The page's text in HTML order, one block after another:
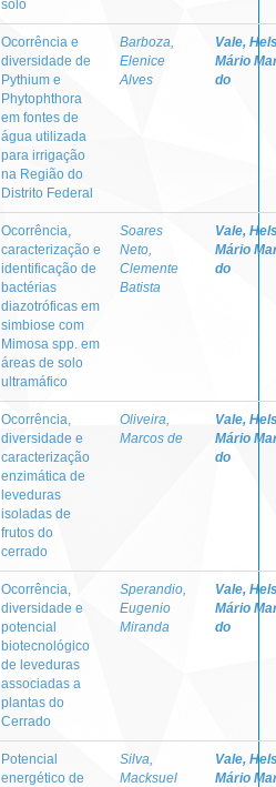
solo
Ocorrência e
diversidade de
Pythium e
Phytophthora
em fontes de
água utilizada
para irrigação
na Região do
Distrito Federal
Barboza,
Elenice
Alves
Vale,
Mário
do
Ocorrência,
caracterização e
identificação de
bactérias
diazotróficas em
simbiose com
Mimosa spp. em
áreas de solo
ultramáfico
Soares
Neto,
Clemente
Batista
Vale,
Mário
do
Ocorrência,
diversidade e
caracterização
enzimática de
leveduras
isoladas de
frutos do
cerrado
Oliveira,
Marcos de
Vale,
Mário
do
Ocorrência,
diversidade e
potencial
biotecnológico
de leveduras
associadas a
plantas do
Cerrado
Sperandio,
Eugenio
Miranda
Vale,
Mário
do
Potencial
energético de
Silva,
Macksuel
Vale,
Mário